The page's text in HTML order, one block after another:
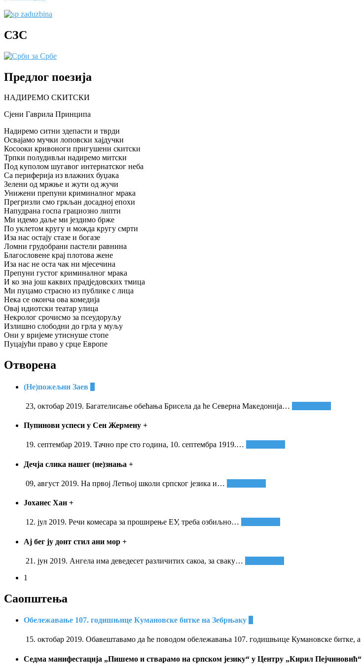
СЗС
Предлог поезија
НАДИРЕМО СКИТСКИ
Сјени Гаврила Принципа
Надиремо ситни здепасти и тврди
Освајамо мучки лоповски хајдучки
Косооки кривоноги пригушени скитски
Трпки полудивљи надиремо митски
Под куполом шугавог интернатског неба
Са периферија из влажних буџака
Зелени од мржње и жути од жучи
Унижени препуни криминалног мрака
Прегризли смо гркљан досадној епохи
Напудрана госпа грациозно липти
Ми идемо даље ми јездимо брже
По уклетом кругу и можда кругу смрти
Иза нас остају стазе и богазе
Ломни грудобрани пастели равнина
Благословене крај плотова жене
Иза нас не оста чак ни мјесечина
Препуни густог криминалног мрака
И ко зна још каквих прадједовских тмица
Ми пуцамо страсно из публике с лица
Нека се оконча ова комедија
Овај идиотски театар улица
Некролог срочисмо за псеудоруљу
Излишно слободни до грла у муљу
Они у вријеме утиснуше стопе
Пуцајући право у срце Европе
Отворена
(Не)пожељни Заев
23, октобар 2019. Багателисање обећања Брисела да ће Северна Македонија…
Пупинови успеси у Сен Жермену +
19. септембар 2019. Тачно пре сто година, 10. септембра 1919.…
Дечја слика нашег (не)знања +
09, август 2019. На првој Летњој школи српског језика и…
Јоханес Хан +
12. јул 2019. Речи комесара за проширење ЕУ, треба озбиљно…
Ај бег ју донт стил ани мор +
21. јун 2019. Ангела има деведесет различитих сакоа, за сваку…
1
Саопштења
Обележавање 107. годишњице Кумановске битке на Зебрњаку
15. октобар 2019. Обавештавамо да ће поводом обележавања 107. годишњице Кумановске
Седма манифестација „Пишемо и стварамо на српском језику“ у Центру „Кирил Пејчиновић“